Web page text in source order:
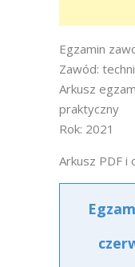
Egzamin
Zawód:
Arkusz
praktyczny
Rok: 2021
Arkusz PDF i